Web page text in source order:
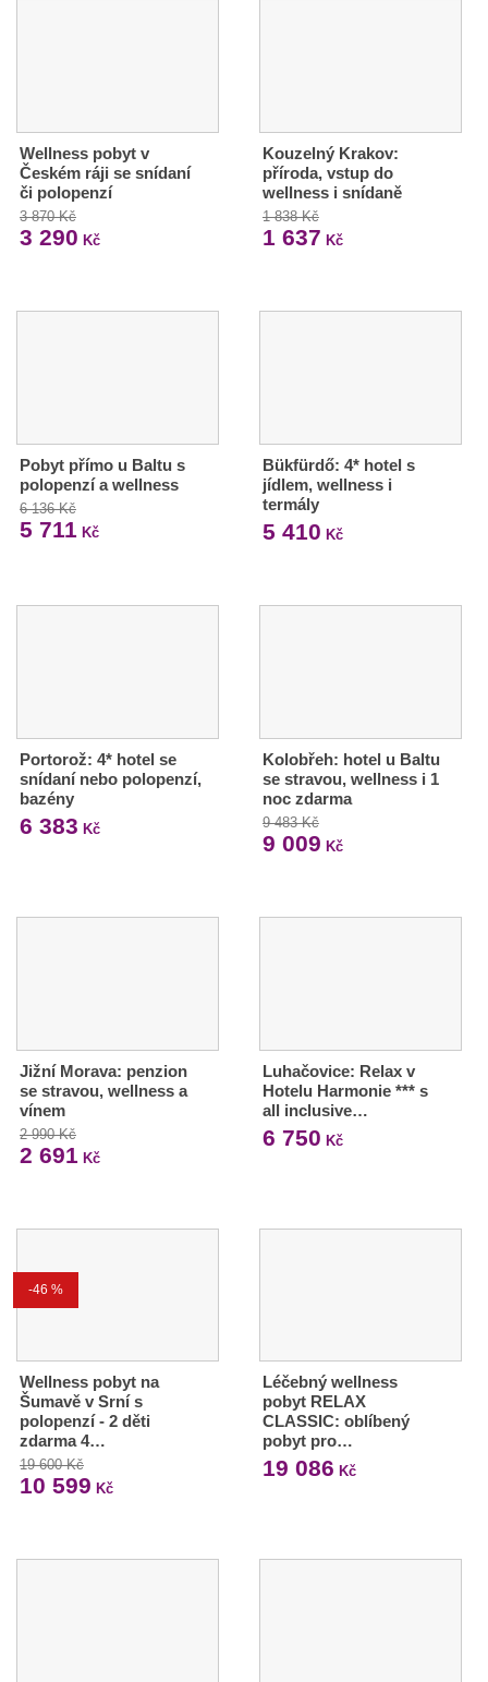
Wellness pobyt v
Českém ráji se snídaní
či polopenzí
3 870 Kč
3 290 Kč
Kouzelný Krakov:
příroda, vstup do
wellness i snídaně
1 838 Kč
1 637 Kč
Pobyt přímo u Baltu s
polopenzí a wellness
6 136 Kč
5 711 Kč
Bükfürdő: 4* hotel s
jídlem, wellness i
termály
5 410 Kč
Portorož: 4* hotel se
snídaní nebo polopenzí,
bazény
6 383 Kč
Kolobřeh: hotel u Baltu
se stravou, wellness i 1
noc zdarma
9 483 Kč
9 009 Kč
Jižní Morava: penzion
se stravou, wellness a
vínem
2 990 Kč
2 691 Kč
Luhačovice: Relax v
Hotelu Harmonie *** s
all inclusive…
6 750 Kč
-46 %
Wellness pobyt na
Šumavě v Srní s
polopenzí - 2 děti
zdarma 4…
19 600 Kč
10 599 Kč
Léčebný wellness
pobyt RELAX
CLASSIC: oblíbený
pobyt pro…
19 086 Kč